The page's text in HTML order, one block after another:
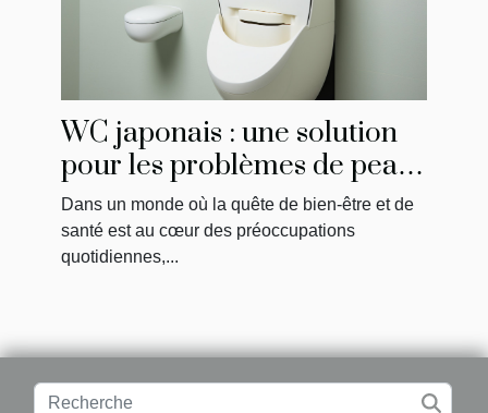
WC japonais : une solution
pour les problèmes de peau
et d'hygiène intime
Dans un monde où la quête de bien-être et de
santé est au cœur des préoccupations
quotidiennes,...